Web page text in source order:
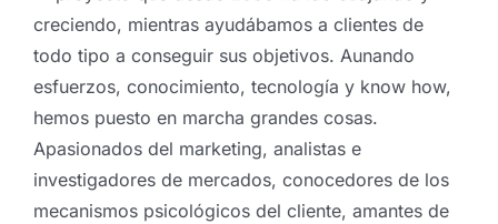
creciendo, mientras ayudábamos a clientes de
todo tipo a conseguir sus objetivos. Aunando
esfuerzos, conocimiento, tecnología y know how,
hemos puesto en marcha grandes cosas.
Apasionados del marketing, analistas e
investigadores de mercados, conocedores de los
mecanismos psicológicos del cliente, amantes de